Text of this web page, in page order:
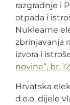
razgradnje i
otpada i
Nuklearne
zbrinjavanja
izvora i
novine“, br.
Hrvatska
d.o.o. dijele